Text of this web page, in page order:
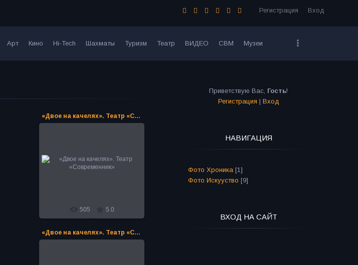
Регистрация Вход
Арт Кино Hi-Tech Шахматы Туризм Театр ВИДЕО СВМ Музеи
«Двое на качелях». Театр «Современник»
«Двое на качелях». Театр
«Современник»
505 5.0
«Двое на качелях». Театр «Современник»
Приветствую Вас, Гость!
Регистрация | Вход
НАВИГАЦИЯ
Фото Хроника [1]
Фото Искууство [9]
ВХОД НА САЙТ